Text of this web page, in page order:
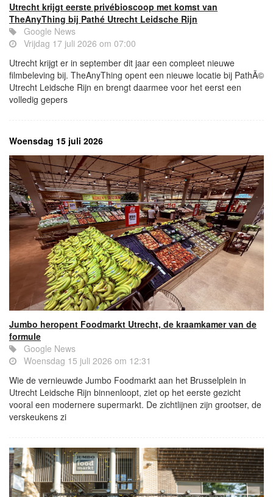
Utrecht krijgt eerste privébioscoop met komst van
TheAnyThing bij Pathé Utrecht Leidsche Rijn
Google News
Vrijdag 17 juli 2026 om 07:00
Utrecht krijgt er in september dit jaar een compleet nieuwe
filmbeleving bij. TheAnyThing opent een nieuwe locatie bij PathÃ©
Utrecht Leidsche Rijn en brengt daarmee voor het eerst een
volledig gepers
Woensdag 15 juli 2026
Jumbo heropent Foodmarkt Utrecht, de kraamkamer van de
formule
Google News
Woensdag 15 juli 2026 om 12:31
Wie de vernieuwde Jumbo Foodmarkt aan het Brusselplein in
Utrecht Leidsche Rijn binnenloopt, ziet op het eerste gezicht
vooral een modernere supermarkt. De zichtlijnen zijn grootser, de
verskeukens zi